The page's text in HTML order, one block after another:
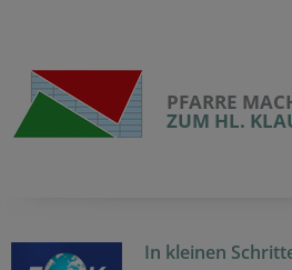
PFARRE
ZUM HL.
In kleinen